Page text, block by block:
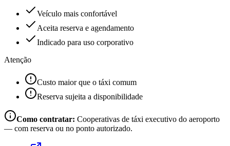
Veículo mais confortável
Aceita reserva e agendamento
Indicado para uso corporativo
Atenção
Custo maior que o táxi comum
Reserva sujeita a disponibilidade
Como contratar: Cooperativas de táxi executivo do aeroporto
— com reserva ou no ponto autorizado.